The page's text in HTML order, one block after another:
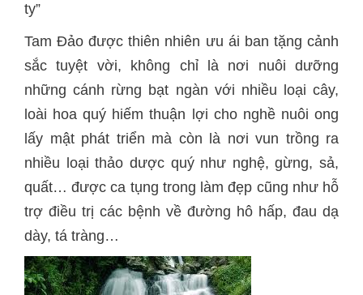
ty”
Tam Đảo được thiên nhiên ưu ái ban tặng cảnh
sắc tuyệt vời, không chỉ là nơi nuôi dưỡng
những cánh rừng bạt ngàn với nhiều loại cây,
loài hoa quý hiếm thuận lợi cho nghề nuôi ong
lấy mật phát triển mà còn là nơi vun trồng ra
nhiều loại thảo dược quý như nghệ, gừng, sả,
quất… được ca tụng trong làm đẹp cũng như hỗ
trợ điều trị các bệnh về đường hô hấp, đau dạ
dày, tá tràng…